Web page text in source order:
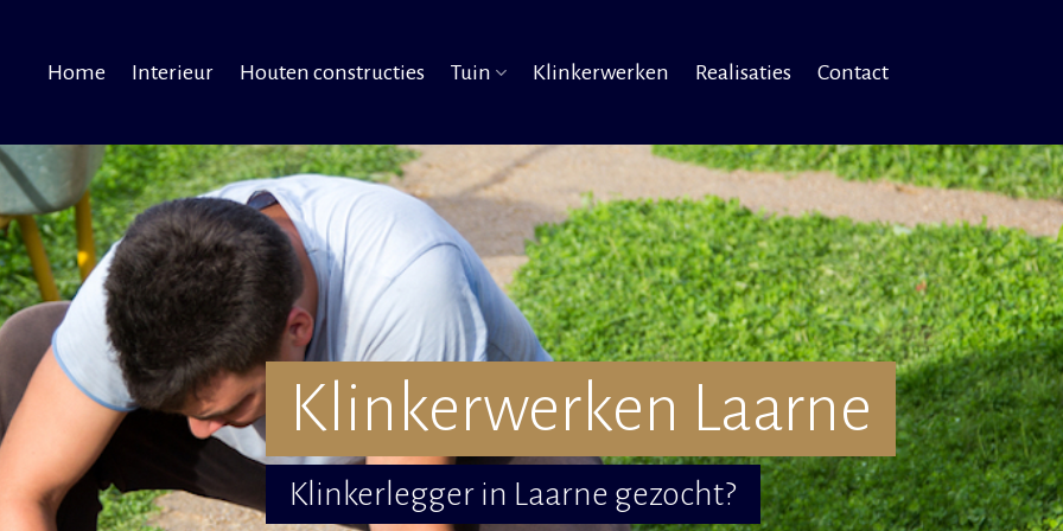
Home Interieur Houten constructies Tuin Klinkerwerken Realisaties Contact
Klinkerwerken Laarne
Klinkerlegger in Laarne gezocht?